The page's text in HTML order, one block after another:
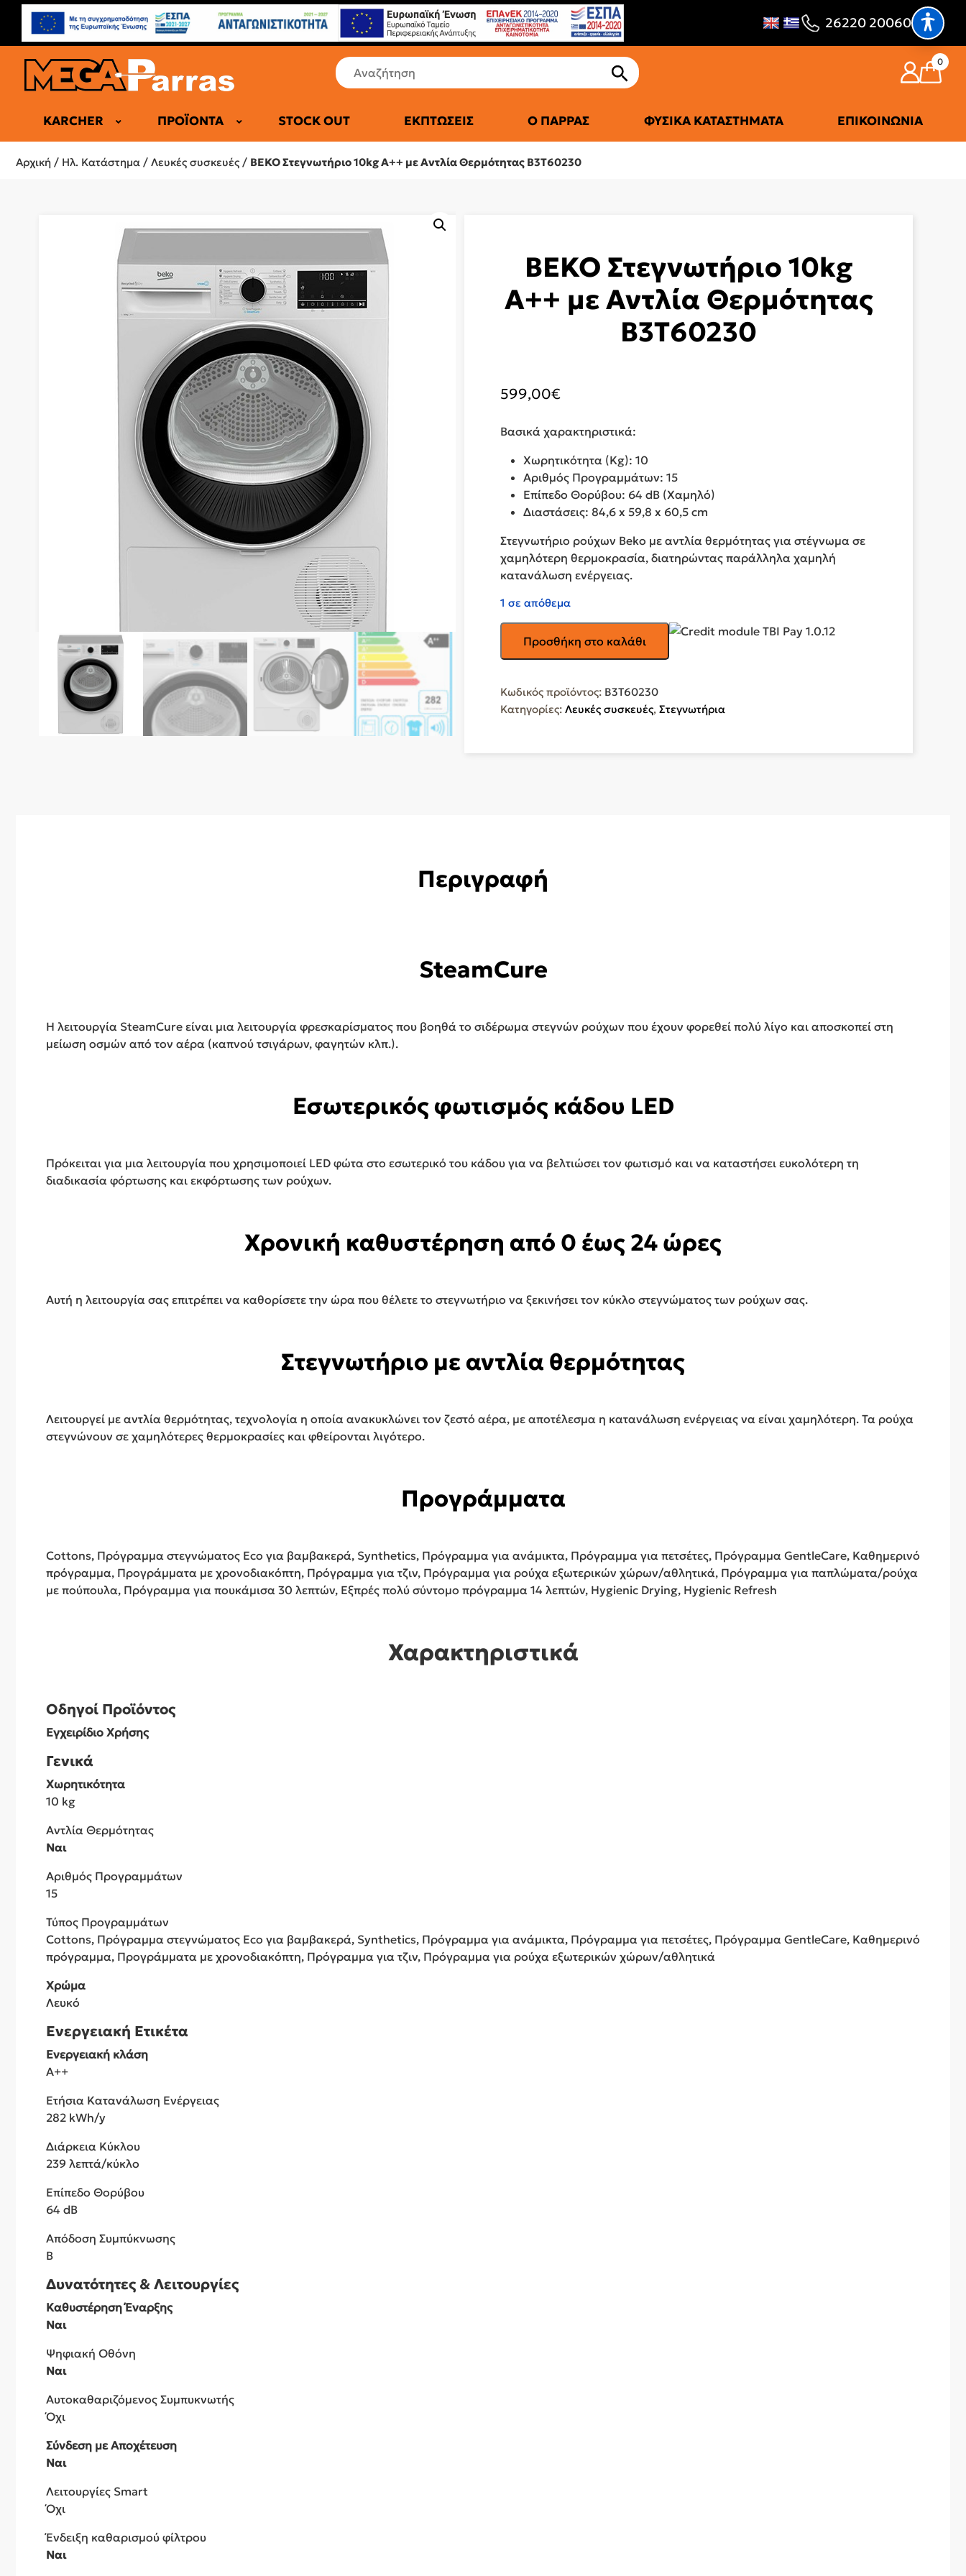
26220 20060
0
KARCHER ΠΡΟΪΌΝΤΑ
ΕΠΑΓΓΕΛΜΑΤΙΚΆ ΨΥΓΕΊΑ
STOCK OUT ΕΚΠΤΏΣΕΙΣ Ο ΠΑΡΡΆΣ ΦΥΣΙΚΆ ΚΑΤΑΣΤΉΜΑΤΑ ΕΠΙΚΟΙΝΩΝΊΑ
Αρχική / Ηλ. Κατάστημα / Λευκές συσκευές / BEKO Στεγνωτήριο 10kg A++ με Αντλία Θερμότητας B3T60230
BEKO Στεγνωτήριο 10kg
A++ με Αντλία Θερμότητας
B3T60230
599,00€
Βασικά χαρακτηριστικά:
Χωρητικότητα (Kg): 10
Αριθμός Προγραμμάτων: 15
Επίπεδο Θορύβου: 64 dB (Χαμηλό)
Διαστάσεις: 84,6 x 59,8 x 60,5 cm
Στεγνωτήριο ρούχων Beko με αντλία θερμότητας για στέγνωμα σε
χαμηλότερη θερμοκρασία, διατηρώντας παράλληλα χαμηλή
κατανάλωση ενέργειας.
1 σε απόθεμα
Στεγνωτήριο
με
Αντλία
B3T60230
Προσθήκη στο καλάθι
Κωδικός προϊόντος: B3T60230
Κατηγορίες: Λευκές συσκευές, Στεγνωτήρια
Περιγραφή
SteamCure
Η λειτουργία SteamCure είναι μια λειτουργία φρεσκαρίσματος που βοηθά το σιδέρωμα στεγνών ρούχων που έχουν φορεθεί πολύ λίγο και αποσκοπεί στη
μείωση οσμών από τον αέρα (καπνού τσιγάρων, φαγητών κλπ.).
Εσωτερικός φωτισμός κάδου LED
Πρόκειται για μια λειτουργία που χρησιμοποιεί LED φώτα στο εσωτερικό του κάδου για να βελτιώσει τον φωτισμό και να καταστήσει ευκολότερη τη
διαδικασία φόρτωσης και εκφόρτωσης των ρούχων.
Χρονική καθυστέρηση από 0 έως 24 ώρες
Αυτή η λειτουργία σας επιτρέπει να καθορίσετε την ώρα που θέλετε το στεγνωτήριο να ξεκινήσει τον κύκλο στεγνώματος των ρούχων σας.
Στεγνωτήριο με αντλία θερμότητας
Λειτουργεί με αντλία θερμότητας, τεχνολογία η οποία ανακυκλώνει τον ζεστό αέρα, με αποτέλεσμα η κατανάλωση ενέργειας να είναι χαμηλότερη. Τα ρούχα
στεγνώνουν σε χαμηλότερες θερμοκρασίες και φθείρονται λιγότερο.
Προγράμματα
Cottons, Πρόγραμμα στεγνώματος Eco για βαμβακερά, Synthetics, Πρόγραμμα για ανάμικτα, Πρόγραμμα για πετσέτες, Πρόγραμμα GentleCare, Καθημερινό
πρόγραμμα, Προγράμματα με χρονοδιακόπτη, Πρόγραμμα για τζιν, Πρόγραμμα για ρούχα εξωτερικών χώρων/αθλητικά, Πρόγραμμα για παπλώματα/ρούχα
με πούπουλα, Πρόγραμμα για πουκάμισα 30 λεπτών, Εξπρές πολύ σύντομο πρόγραμμα 14 λεπτών, Hygienic Drying, Hygienic Refresh
Χαρακτηριστικά
Οδηγοί Προϊόντος
Εγχειρίδιο Χρήσης
Γενικά
Χωρητικότητα
10 kg
Αντλία Θερμότητας
Ναι
Αριθμός Προγραμμάτων
15
Τύπος Προγραμμάτων
Cottons, Πρόγραμμα στεγνώματος Eco για βαμβακερά, Synthetics, Πρόγραμμα για ανάμικτα, Πρόγραμμα για πετσέτες, Πρόγραμμα GentleCare, Καθημερινό
πρόγραμμα, Προγράμματα με χρονοδιακόπτη, Πρόγραμμα για τζιν, Πρόγραμμα για ρούχα εξωτερικών χώρων/αθλητικά
Χρώμα
Λευκό
Ενεργειακή Ετικέτα
Ενεργειακή κλάση
A++
Ετήσια Κατανάλωση Ενέργειας
282 kWh/y
Διάρκεια Κύκλου
239 λεπτά/κύκλο
Επίπεδο Θορύβου
64 dB
Απόδοση Συμπύκνωσης
B
Δυνατότητες & Λειτουργίες
Καθυστέρηση Έναρξης
Ναι
Ψηφιακή Οθόνη
Ναι
Αυτοκαθαριζόμενος Συμπυκνωτής
Όχι
Σύνδεση με Αποχέτευση
Ναι
Λειτουργίες Smart
Όχι
Ένδειξη καθαρισμού φίλτρου
Ναι